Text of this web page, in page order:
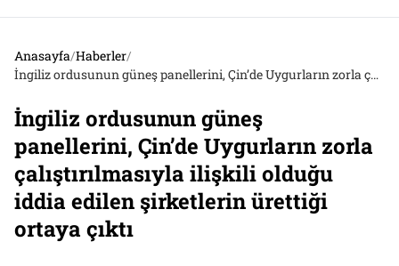
Anasayfa/Haberler/
İngiliz ordusunun güneş panellerini, Çin’de Uygurların zorla çalıştırılmasıyla ilişkili olduğu iddia edilen şirketlerin ürettiği ortaya çıktı
İngiliz ordusunun güneş
panellerini, Çin’de Uygurların zorla
çalıştırılmasıyla ilişkili olduğu
iddia edilen şirketlerin ürettiği
ortaya çıktı